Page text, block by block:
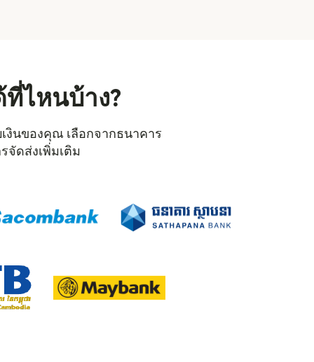
ที่ไหนบ้าง?
งินของคุณ เลือกจากธนาคาร
จัดส่งเพิ่มเติม